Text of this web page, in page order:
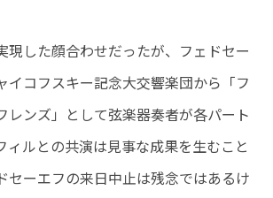
現した顔合わせだったが、フェドセー
イコフスキー記念大交響楽団から「フ
レンズ」として弦楽器奏者が各パート
ィルとの共演は見事な成果を生むこと
セーエフの来日中止は残念ではあるけ